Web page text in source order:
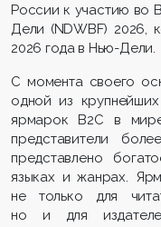
России к участию во
Дели (NDWBF) 2026,
2026 года в Нью-Дели.
С момента своего
одной из
ярмарок B2C в
представители
представлено
языках и жанрах.
не только для
но и для